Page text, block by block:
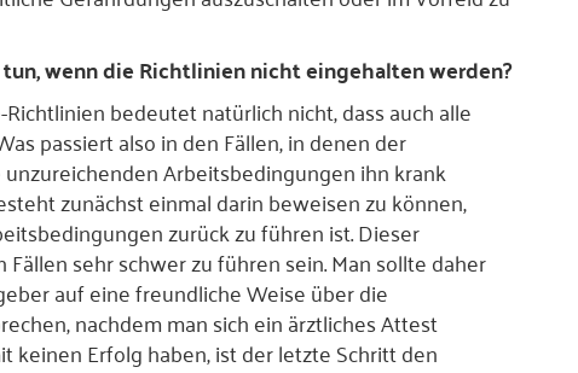
wenn die Richtlinien nicht eingehalten werden?
bedeutet natürlich nicht, dass auch alle
passiert also in den Fällen, in denen der
Arbeitsbedingungen ihn krank
zunächst einmal darin beweisen zu können,
zurück zu führen ist. Dieser
sehr schwer zu führen sein. Man sollte daher
auf eine freundliche Weise über die
nachdem man sich ein ärztliches Attest
keinen Erfolg haben, ist der letzte Schritt den